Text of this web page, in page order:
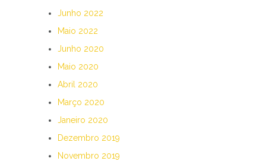
Junho 2022
Maio 2022
Junho 2020
Maio 2020
Abril 2020
Março 2020
Janeiro 2020
Dezembro 2019
Novembro 2019